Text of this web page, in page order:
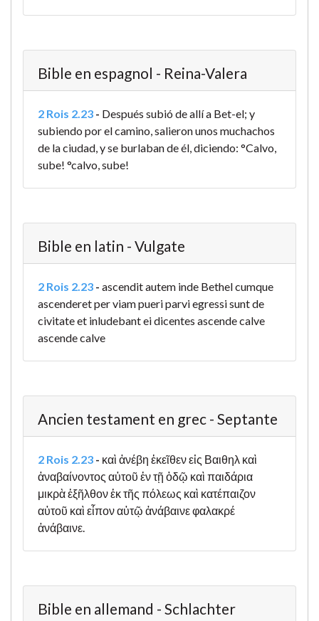
Bible en espagnol - Reina-Valera
2 Rois 2.23 - Después subió de allí a Bet-el; y
subiendo por el camino, salieron unos muchachos
de la ciudad, y se burlaban de él, diciendo: °Calvo,
sube! °calvo, sube!
Bible en latin - Vulgate
2 Rois 2.23 - ascendit autem inde Bethel cumque
ascenderet per viam pueri parvi egressi sunt de
civitate et inludebant ei dicentes ascende calve
ascende calve
Ancien testament en grec - Septante
2 Rois 2.23 - καὶ ἀνέβη ἐκεῖθεν εἰς Βαιθηλ καὶ
ἀναβαίνοντος αὐτοῦ ἐν τῇ ὁδῷ καὶ παιδάρια
μικρὰ ἐξῆλθον ἐκ τῆς πόλεως καὶ κατέπαιζον
αὐτοῦ καὶ εἶπον αὐτῷ ἀνάβαινε φαλακρέ
ἀνάβαινε.
Bible en allemand - Schlachter